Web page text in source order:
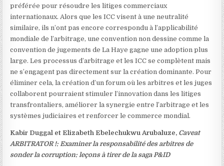
préférée pour résoudre les litiges commerciaux
internationaux. Alors que les ICC visent à une neutralité
similaire, ils n’ont pas encore correspondu à l’applicabilité
mondiale de l’arbitrage, une convention non dessine comme la
convention de jugements de La Haye gagne une adoption plus
large. Les processus d’arbitrage et les ICC se complètent mais
ne s’engagent pas directement sur la création dominante. Pour
éliminer cela, la création d’un forum où les arbitres et les juges
collaborent pourraient stimuler l’innovation dans les litiges
transfrontaliers, améliorer la synergie entre l’arbitrage et les
systèmes judiciaires et renforcer le commerce mondial.
Kabir Duggal et Elizabeth Ebelechukwu Arubaluze, Caveat
ARBITRATOR !: Examiner la responsabilité des arbitres de
sonder la corruption: leçons à tirer de la saga P&ID